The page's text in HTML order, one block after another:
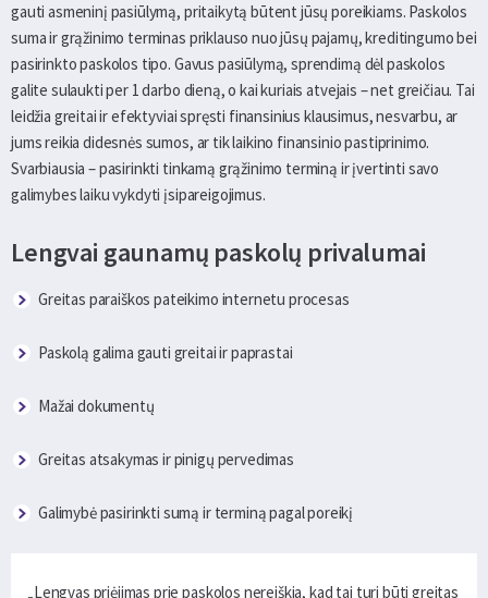
gauti asmeninį pasiūlymą, pritaikytą būtent jūsų poreikiams. Paskolos
suma ir grąžinimo terminas priklauso nuo jūsų pajamų, kreditingumo bei
pasirinkto paskolos tipo. Gavus pasiūlymą, sprendimą dėl paskolos
galite sulaukti per 1 darbo dieną, o kai kuriais atvejais – net greičiau. Tai
leidžia greitai ir efektyviai spręsti finansinius klausimus, nesvarbu, ar
jums reikia didesnės sumos, ar tik laikino finansinio pastiprinimo.
Svarbiausia – pasirinkti tinkamą grąžinimo terminą ir įvertinti savo
galimybes laiku vykdyti įsipareigojimus.
Lengvai gaunamų paskolų privalumai
Greitas paraiškos pateikimo internetu procesas
Paskolą galima gauti greitai ir paprastai
Mažai dokumentų
Greitas atsakymas ir pinigų pervedimas
Galimybė pasirinkti sumą ir terminą pagal poreikį
„Lengvas priėjimas prie paskolos nereiškia, kad tai turi būti greitas